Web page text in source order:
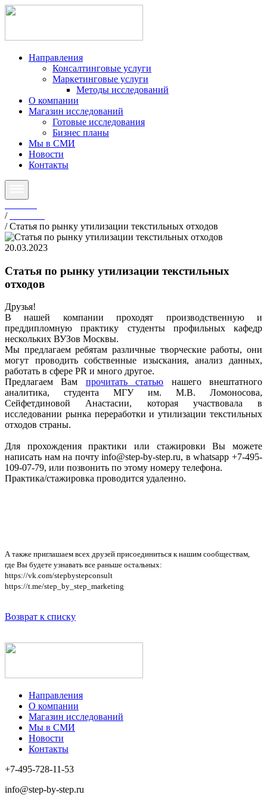
Направления
Консалтинговые услуги
Маркетинговые услуги
Методы исследований
О компании
Магазин исследований
Готовые исследования
Бизнес планы
Мы в СМИ
Новости
Контакты
/
/Статья по рынку утилизации текстильных отходов
20.03.2023
Статья по рынку утилизации текстильных
отходов
Друзья!
В нашей компании проходят производственную и
преддипломную практику студенты профильных кафедр
нескольких ВУЗов Москвы.
Мы предлагаем ребятам различные творческие работы, они
могут проводить собственные изыскания, анализ данных,
работать в сфере PR и много другое.
Предлагаем Вам прочитать статью нашего внештатного
аналитика, студента МГУ им. М.В. Ломоносова,
Сейфетдиновой Анастасии, которая участвовала в
исследовании рынка переработки и утилизации текстильных
отходов страны.
Для прохождения практики или стажировки Вы можете
написать нам на почту info@step-by-step.ru, в whatsapp +7-495-
109-07-79, или позвонить по этому номеру телефона.
Практика/стажировка проводится удаленно.
А также приглашаем всех друзей присоединиться к нашим сообществам,
где Вы будете узнавать все раньше остальных:
https://vk.com/stepbystepconsult
https://t.me/step_by_step_marketing
Возврат к списку
Направления
О компании
Магазин исследований
Мы в СМИ
Новости
Контакты
+7-495-728-11-53
info@step-by-step.ru